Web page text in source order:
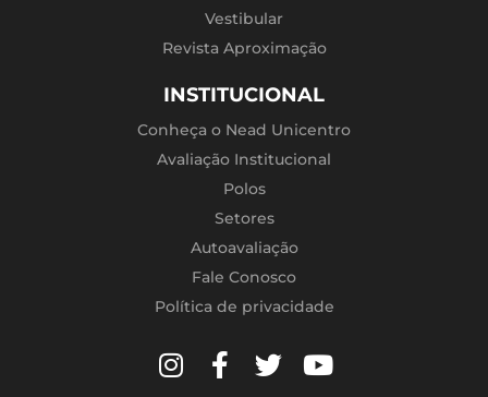
Vestibular
Revista Aproximação
INSTITUCIONAL
Conheça o Nead Unicentro
Avaliação Institucional
Polos
Setores
Autoavaliação
Fale Conosco
Política de privacidade